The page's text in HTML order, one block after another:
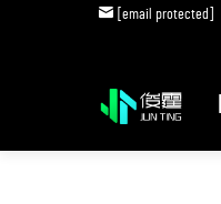
[email protected]